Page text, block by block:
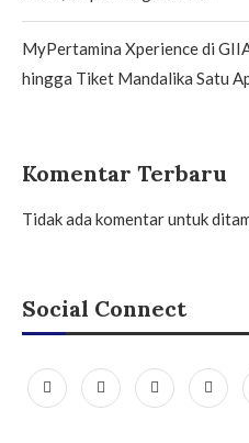
MyPertamina Xperience di
hingga Tiket Mandalika Satu
Komentar Terbaru
Tidak ada komentar untuk
Social Connect